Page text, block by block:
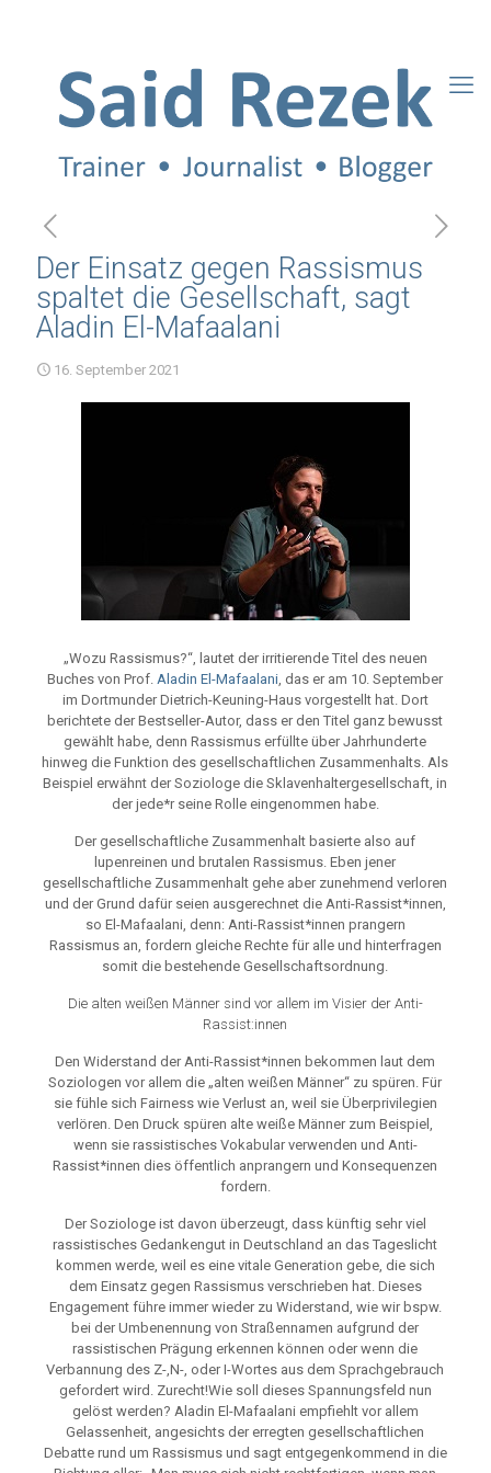
Der Einsatz gegen Rassismus
spaltet die Gesellschaft, sagt
Aladin El-Mafaalani
16. September 2021
„Wozu Rassismus?“, lautet der irritierende Titel des neuen
Buches von Prof.Aladin El-Mafaalani, das er am 10. September
im Dortmunder Dietrich-Keuning-Haus vorgestellt hat. Dort
berichtete der Bestseller-Autor, dass er den Titel ganz bewusst
gewählt habe, denn Rassismus erfüllte über Jahrhunderte
hinweg die Funktion des gesellschaftlichen Zusammenhalts. Als
Beispiel erwähnt der Soziologe die Sklavenhaltergesellschaft, in
der jede*r seine Rolle eingenommen habe.
Der gesellschaftliche Zusammenhalt basierte also auf
lupenreinen und brutalen Rassismus. Eben jener
gesellschaftliche Zusammenhalt gehe aber zunehmend verloren
und der Grund dafür seien ausgerechnet die Anti-Rassist*innen,
so El-Mafaalani, denn: Anti-Rassist*innen prangern
Rassismus an, fordern gleiche Rechte für alle und hinterfragen
somit die bestehende Gesellschaftsordnung.
Die alten weißen Männer sind vor allem im Visier der Anti-
Rassist:innen
Den Widerstand der Anti-Rassist*innen bekommen laut dem
Soziologen vor allem die „alten weißen Männer“ zu spüren. Für
sie fühle sich Fairness wie Verlust an, weil sie Überprivilegien
verlören. Den Druck spüren alte weiße Männer zum Beispiel,
wenn sie rassistisches Vokabular verwenden und Anti-
Rassist*innen dies öffentlich anprangern und Konsequenzen
fordern.
Der Soziologe ist davon überzeugt, dass künftig sehr viel
rassistisches Gedankengut in Deutschland an das Tageslicht
kommen werde, weil es eine vitale Generation gebe, die sich
dem Einsatz gegen Rassismus verschrieben hat. Dieses
Engagement führe immer wieder zu Widerstand, wie wir bspw.
bei der Umbenennung von Straßennamen aufgrund der
rassistischen Prägung erkennen können oder wenn die
Verbannung des Z-,N-, oder I-Wortes aus dem Sprachgebrauch
gefordert wird. Zurecht!Wie soll dieses Spannungsfeld nun
gelöst werden? Aladin El-Mafaalani empfiehlt vor allem
Gelassenheit, angesichts der erregten gesellschaftlichen
Debatte rund um Rassismus und sagt entgegenkommend in die